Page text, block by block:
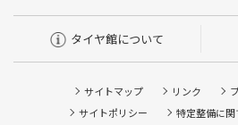
タイヤ館について
サイトマップ リンク
サイトポリシー
特定整備に